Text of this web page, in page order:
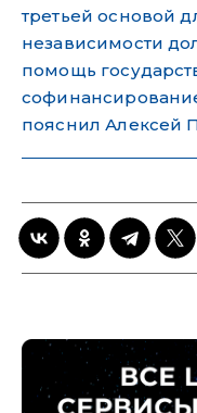
третьей основой
независимости
помощь
пояснил Алексей